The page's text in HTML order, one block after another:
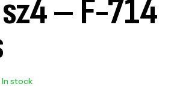
– F-714
In stock